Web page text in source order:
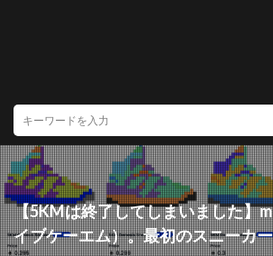
【5KMは終了してしまいました】
イブケーエム）。最初のスニーカ